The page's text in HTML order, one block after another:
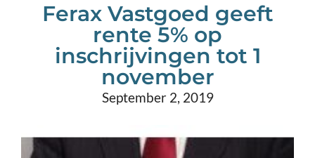
Ferax Vastgoed geeft
rente 5% op
inschrijvingen tot 1
november
September 2, 2019